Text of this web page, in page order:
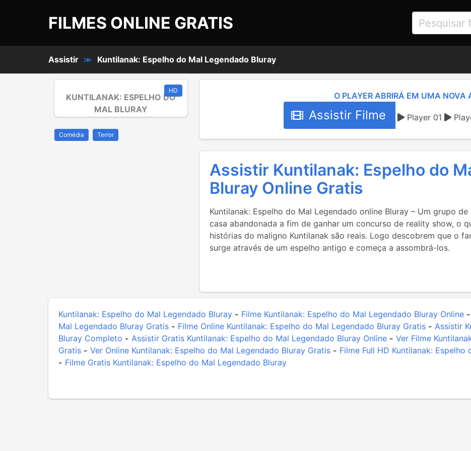
FILMES ONLINE GRATIS
Assistir >> Kuntilanak: Espelho do Mal Legendado Bluray
HD
KUNTILANAK: ESPELHO DO
MAL BLURAY
Comédia Terror
O PLAYER ABRIRÁ EM UMA NOVA
Assistir Filme Player 01
Assistir Kuntilanak: Espelho do
Bluray Online Gratis
Kuntilanak: Espelho do Mal Legendado online Bluray – Um grupo
casa abandonada a fim de ganhar um concurso de reality show, o
histórias do maligno Kuntilanak são reais. Logo descobrem que o
surge através de um espelho antigo e começa a assombrá-los.
Kuntilanak: Espelho do Mal Legendado Bluray - Filme Kuntilanak: Espelho do Mal Legendado Bluray Online -
Mal Legendado Bluray Gratis - Filme Online Kuntilanak: Espelho do Mal Legendado Bluray Gratis - Assistir
Bluray Completo - Assistir Gratis Kuntilanak: Espelho do Mal Legendado Bluray Online - Ver Filme
Gratis - Ver Online Kuntilanak: Espelho do Mal Legendado Bluray Gratis - Filme Full HD Kuntilanak:
- Filme Gratis Kuntilanak: Espelho do Mal Legendado Bluray